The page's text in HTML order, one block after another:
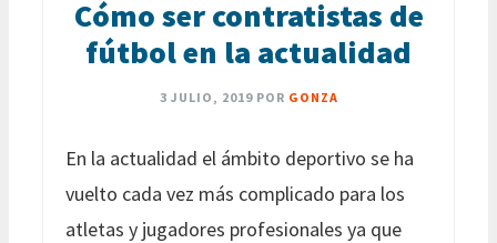
Cómo ser contratistas de
fútbol en la actualidad
3 JULIO, 2019 POR GONZA
En la actualidad el ámbito deportivo se ha
vuelto cada vez más complicado para los
atletas y jugadores profesionales ya que